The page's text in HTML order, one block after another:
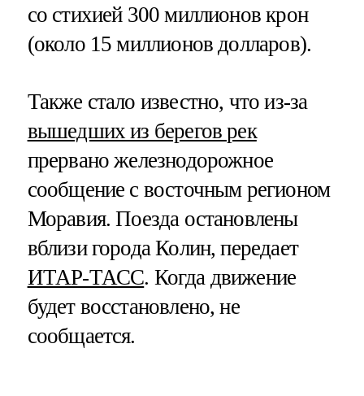
со стихией 300 миллионов крон
(около 15 миллионов долларов).
Также стало известно, что из-за
вышедших из берегов рек
прервано железнодорожное
сообщение с восточным регионом
Моравия. Поезда остановлены
вблизи города Колин, передает
ИТАР-ТАСС. Когда движение
будет восстановлено, не
сообщается.